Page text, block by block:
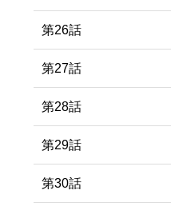
第26話
第27話
第28話
第29話
第30話